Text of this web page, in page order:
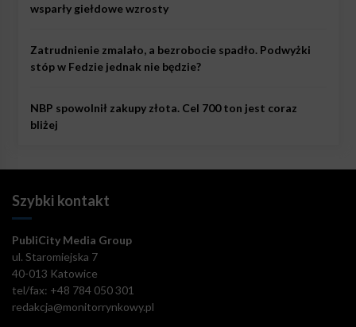
wsparły giełdowe wzrosty
Zatrudnienie zmalało, a bezrobocie spadło. Podwyżki
stóp w Fedzie jednak nie będzie?
NBP spowolnił zakupy złota. Cel 700 ton jest coraz
bliżej
Szybki kontakt
PubliCity Media Group
ul. Staromiejska 7
40-013 Katowice
tel/fax: +48 784 050 301
redakcja@monitorrynkowy.pl